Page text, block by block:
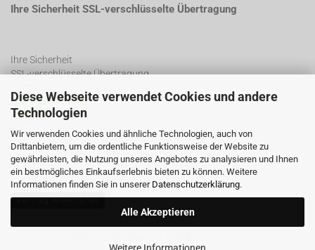
Diese Webseite verwendet Cookies und andere
Technologien
Wir verwenden Cookies und ähnliche Technologien, auch von
Drittanbietern, um die ordentliche Funktionsweise der Website zu
gewährleisten, die Nutzung unseres Angebotes zu analysieren und Ihnen
ein bestmögliches Einkaufserlebnis bieten zu können. Weitere
Informationen finden Sie in unserer Datenschutzerklärung.
Alle Akzeptieren
Ihre Sicherheit SSL-verschlüsselte Übertragung
Ihre Sicherheit
SSL-verschlüsselte Übertragung
SSL Certificate
Vertrag widerrufen